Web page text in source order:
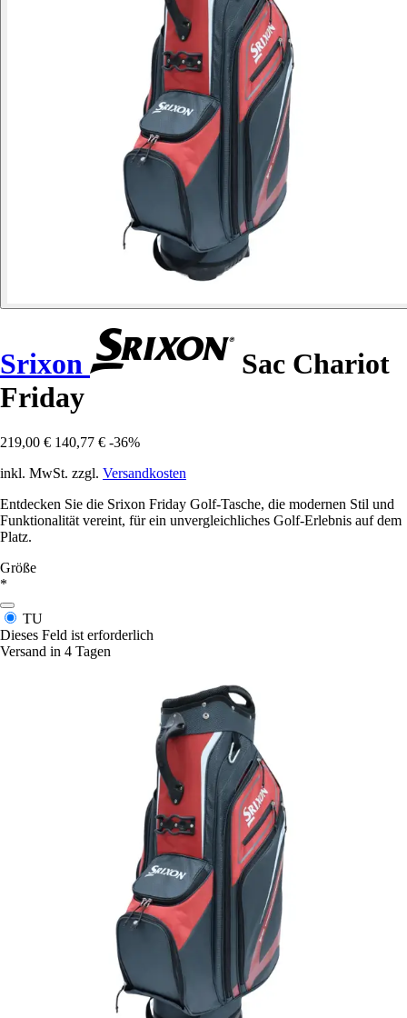
Srixon
Sac Chariot
Friday
219,00 € 140,77 € -36%
inkl. MwSt. zzgl. Versandkosten
Entdecken Sie die Srixon Friday Golf-Tasche, die modernen Stil und
Funktionalität vereint, für ein unvergleichliches Golf-Erlebnis auf dem
Platz.
Größe
*
TU
Dieses Feld ist erforderlich
Versand in 4 Tagen